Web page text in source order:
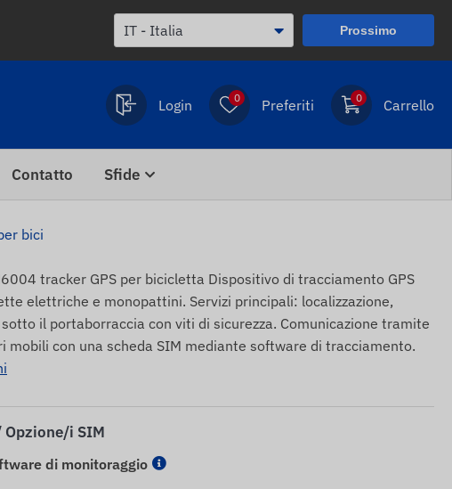
Prossimo
Login 0 Preferiti 0 Carrello
Contatto Sfide
bici
tracker GPS per bicicletta Dispositivo di tracciamento GPS
elettriche e monopattini. Servizi principali: localizzazione,
il portaborraccia con viti di sicurezza. Comunicazione tramite
mobili con una scheda SIM mediante software di tracciamento.
i SIM
di monitoraggio